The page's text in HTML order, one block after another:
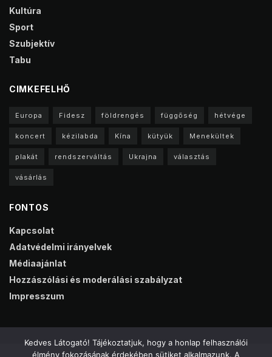
Kultúra
Sport
Szubjektív
Tabu
CIMKEFELHŐ
Europa Fidesz földrengés függőség hétvége
koncert kézilabda Kína kütyük Menekültek
plakát rendszerváltás Ukrajna választás
vásárlás
FONTOS
Kapcsolat
Adatvédelmi irányelvek
Médiaajánlat
Hozzászólási és moderálási szabályzat
Impresszum
Kedves Látogató! Tájékoztatjuk, hogy a honlap felhasználói
élmény fokozásának érdekében sütiket alkalmazunk. A